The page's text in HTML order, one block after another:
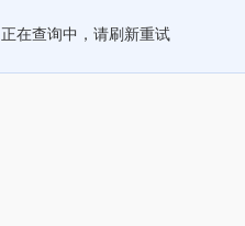
正在查询中，请刷新重试